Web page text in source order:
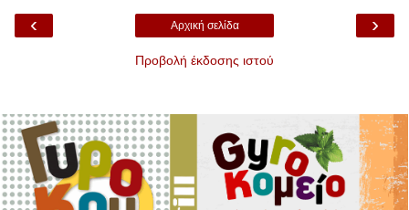
‹ ›
Αρχική σελίδα
Προβολή έκδοσης ιστού